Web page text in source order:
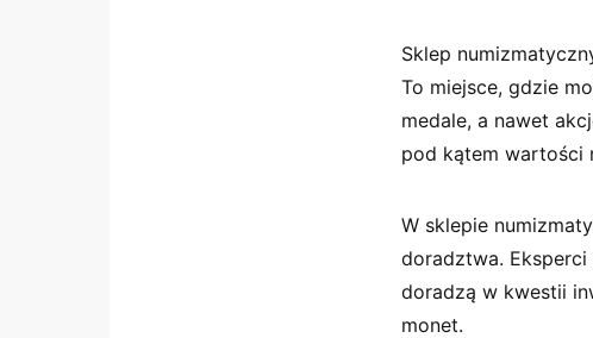
Sklep
To miejsce, gdzie
medale, a nawet
pod kątem wartości
W sklepie
doradztwa.
doradzą w kwestii
monet.